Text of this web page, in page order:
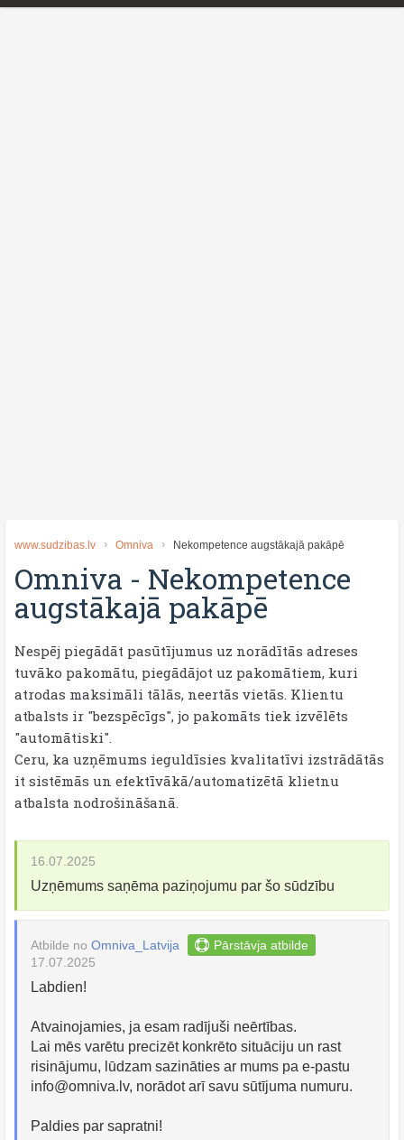
www.sudzibas.lv Omniva Nekompetence augstākajā pakāpē
Omniva - Nekompetence
augstākajā pakāpē
Nespēj piegādāt pasūtījumus uz norādītās adreses
tuvāko pakomātu, piegādājot uz pakomātiem, kuri
atrodas maksimāli tālās, neertās vietās. Klientu
atbalsts ir "bezspēcīgs", jo pakomāts tiek izvēlēts
"automātiski".
Ceru, ka uzņēmums ieguldīsies kvalitatīvi izstrādātās
it sistēmās un efektīvākā/automatizētā klietnu
atbalsta nodrošināšanā.
16.07.2025
Uzņēmums saņēma paziņojumu par šo sūdzību
Atbilde no Omniva_Latvija
Pārstāvja atbilde
17.07.2025
Labdien!
Atvainojamies, ja esam radījuši neērtības.
Lai mēs varētu precizēt konkrēto situāciju un rast
risinājumu, lūdzam sazināties ar mums pa e-pastu
info@omniva.lv, norādot arī savu sūtījuma numuru.
Paldies par sapratni!